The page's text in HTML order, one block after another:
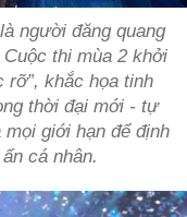
người đăng quang
thi mùa 2 khởi
rỡ”, khắc họa tinh
thời đại mới - tự
giới hạn để định
cá nhân.